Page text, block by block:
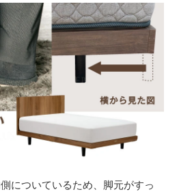
についているため、脚元がすっ